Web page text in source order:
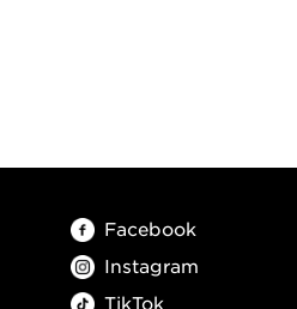
Facebook
Instagram
TikTok